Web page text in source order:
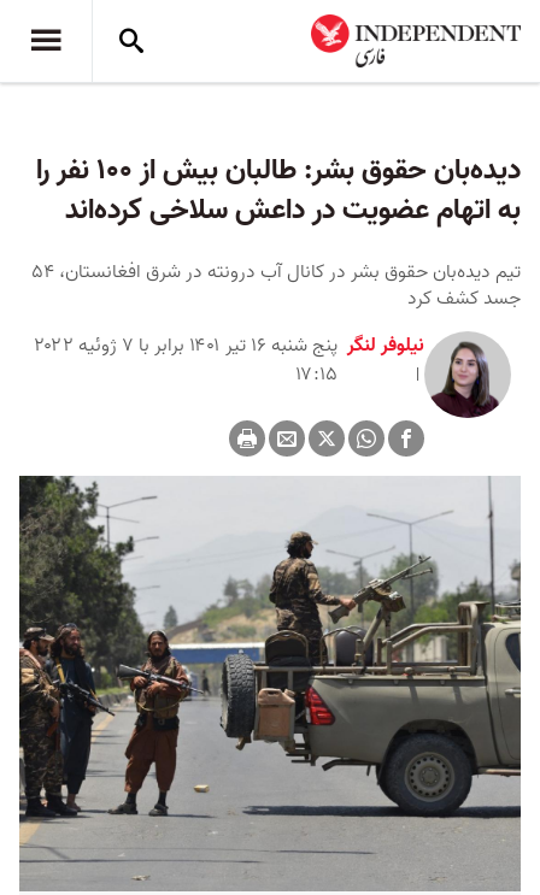
دیده‌بان حقوق بشر: طالبان بیش از ۱۰۰ نفر را
به اتهام عضویت در داعش سلاخی کرده‌اند
تیم دیده‌بان حقوق بشر در کانال آب درونته در شرق افغانستان، ۵۴
جسد کشف کرد
نیلوفر لنگر
پنج شنبه ۱۶ تیر ۱۴۰۱ برابر با ۷ ژوئیه ۲۰۲۲
۱۷:۱۵